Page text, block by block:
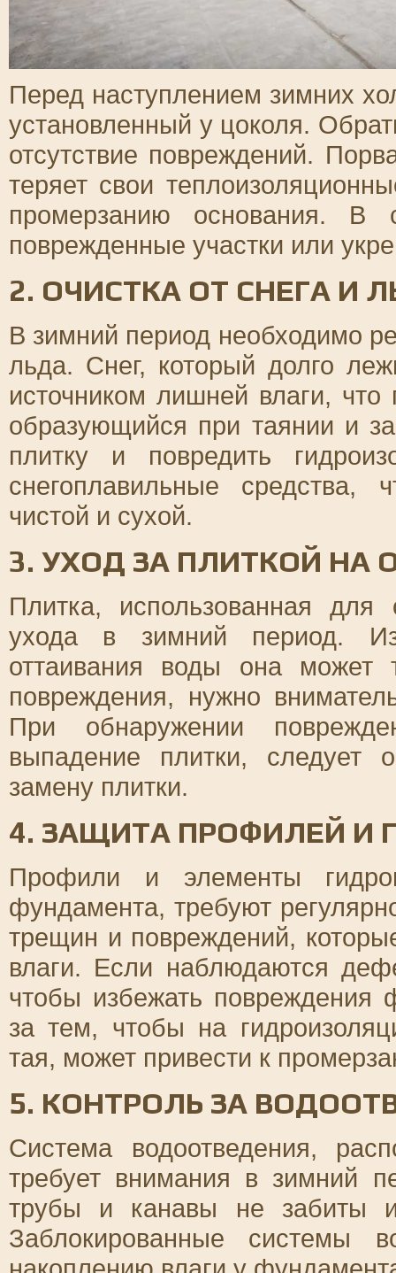
Перед наступлением зимних
установленный у цоколя.
отсутствие повреждений.
теряет свои
промерзанию основания. В
поврежденные участки или
2. ОЧИСТКА ОТ СНЕГА И
В зимний период необходимо
льда. Снег, который долго
источником лишней влаги,
образующийся при таянии и
плитку и повредить
снегоплавильные средства,
чистой и сухой.
3. УХОД ЗА ПЛИТКОЙ НА
Плитка, использованная для
ухода в зимний период.
оттаивания воды она может
повреждения, нужно
При обнаружении
выпадение плитки, следует
замену плитки.
4. ЗАЩИТА ПРОФИЛЕЙ И
Профили и элементы
фундамента, требуют
трещин и повреждений,
влаги. Если наблюдаются
чтобы избежать повреждения
за тем, чтобы на
тая, может привести к
5. КОНТРОЛЬ ЗА
Система водоотведения,
требует внимания в зимний
трубы и канавы не забиты и
Заблокированные системы